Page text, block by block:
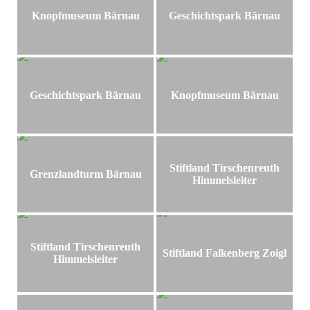
Knopfmuseum Bärnau Geschichtspark Bärnau
Geschichtspark Bärnau Knopfmuseum Bärnau
Grenzlandturm Bärnau
Stiftland Tirschenreuth
Himmelsleiter
Stiftland Tirschenreuth
Himmelsleiter
Stiftland Falkenberg Zoigl